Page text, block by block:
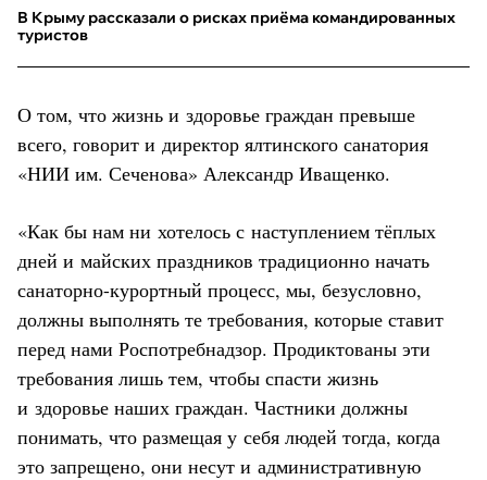
В Крыму рассказали о рисках приёма командированных
туристов
О том, что жизнь и здоровье граждан превыше
всего, говорит и директор ялтинского санатория
«НИИ им. Сеченова» Александр Иващенко.
«Как бы нам ни хотелось с наступлением тёплых
дней и майских праздников традиционно начать
санаторно-курортный процесс, мы, безусловно,
должны выполнять те требования, которые ставит
перед нами Роспотребнадзор. Продиктованы эти
требования лишь тем, чтобы спасти жизнь
и здоровье наших граждан. Частники должны
понимать, что размещая у себя людей тогда, когда
это запрещено, они несут и административную